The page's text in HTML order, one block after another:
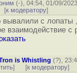
(-), 04:54, 01/09/
[к модератору]
вывалили с лопаты
взаимодействие с
is Whistling (?),
] [к модератору]